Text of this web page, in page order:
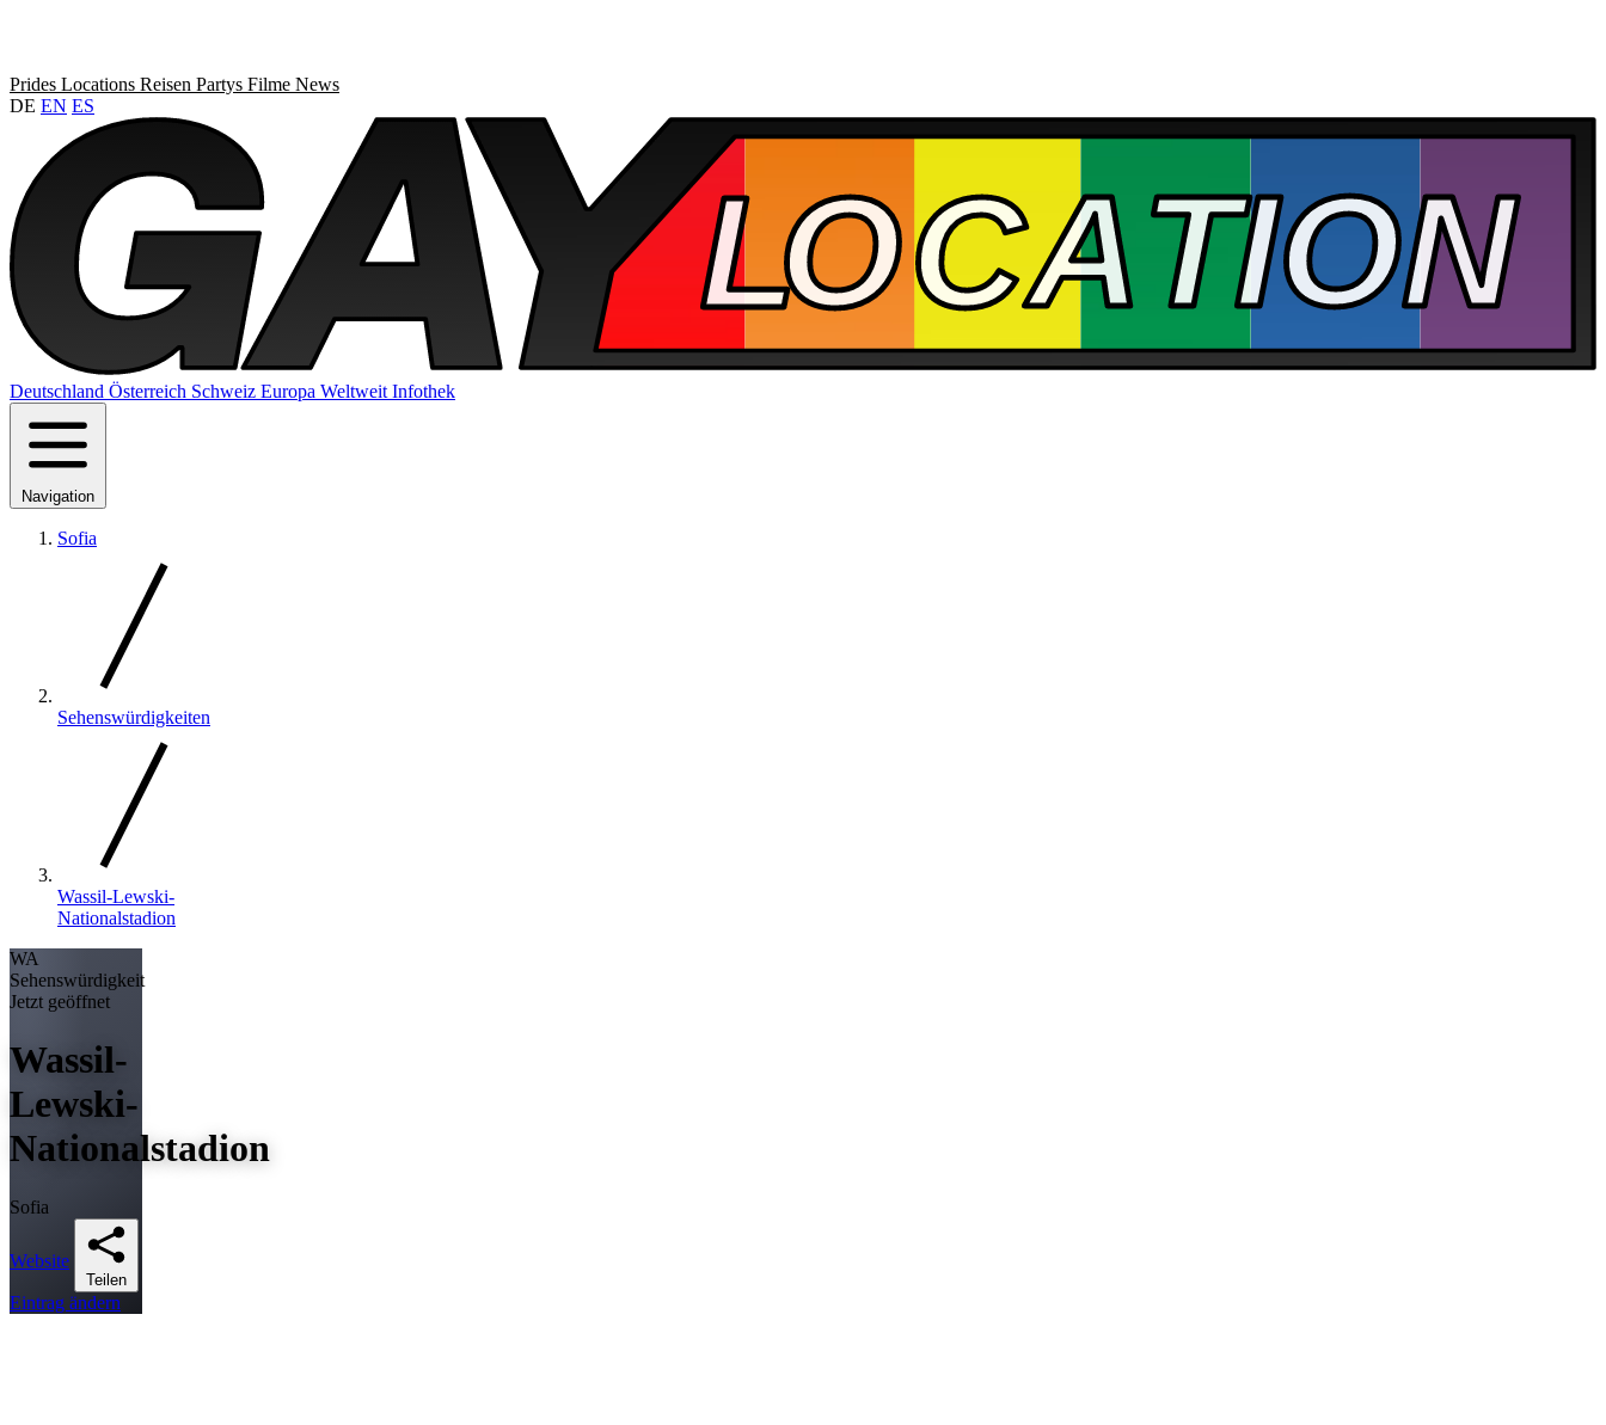
Prides Locations Reisen Partys Filme News
DE EN ES
Deutschland Österreich Schweiz Europa Weltweit Infothek
Navigation
Sofia
Sehenswürdigkeiten
Wassil-Lewski-
Nationalstadion
WA
Sehenswürdigkeit
Jetzt geöffnet
Wassil-
Lewski-
Nationalstadion
Sofia
Website
Teilen
Eintrag ändern